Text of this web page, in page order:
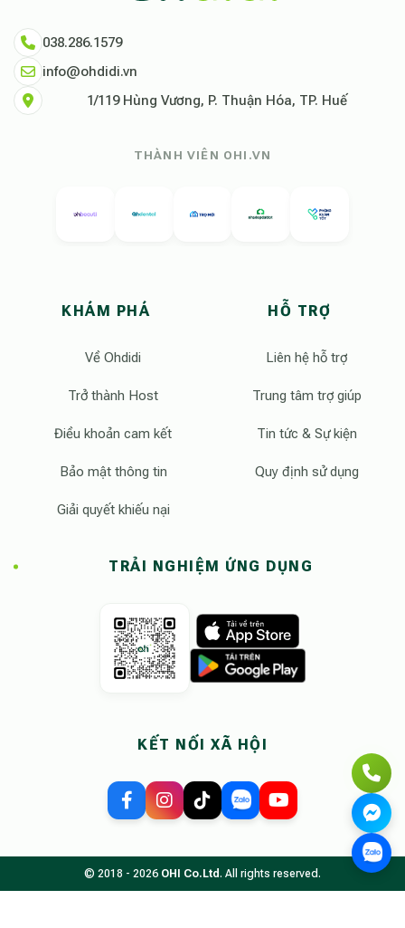
038.286.1579
info@ohdidi.vn
1/119 Hùng Vương, P. Thuận Hóa, TP. Huế
THÀNH VIÊN OHI.VN
KHÁM PHÁ
Về Ohdidi
Trở thành Host
Điều khoản cam kết
Bảo mật thông tin
Giải quyết khiếu nại
HỖ TRỢ
Liên hệ hỗ trợ
Trung tâm trợ giúp
Tin tức & Sự kiện
Quy định sử dụng
TRẢI NGHIỆM ỨNG DỤNG
KẾT NỐI XÃ HỘI
© 2018 - 2026 OHI Co.Ltd. All rights reserved.